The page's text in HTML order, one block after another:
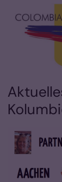
Zum Inhalt